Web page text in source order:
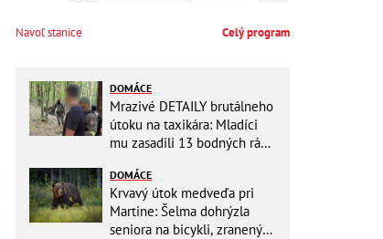
Navoľ stanice Celý program
DOMÁCE
Mrazivé DETAILY brutálneho
útoku na taxikára: Mladíci
mu zasadili 13 bodných rán!
DOMÁCE
Krvavý útok medveďa pri
Martine: Šelma dohrýzla
seniora na bicykli, zranený